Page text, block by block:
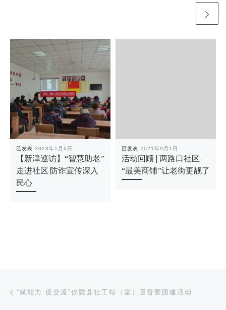
已发表 2023年1月6日
【新津巡访】“智慧助老”
走进社区 防诈宣传深入
民心
已发表 2021年9月1日
活动回顾 | 两路口社区
“最美商铺”让老街更靓了
文章导航
“赋能力 促交流”仪陇县社工站（室）团督暨团建活动